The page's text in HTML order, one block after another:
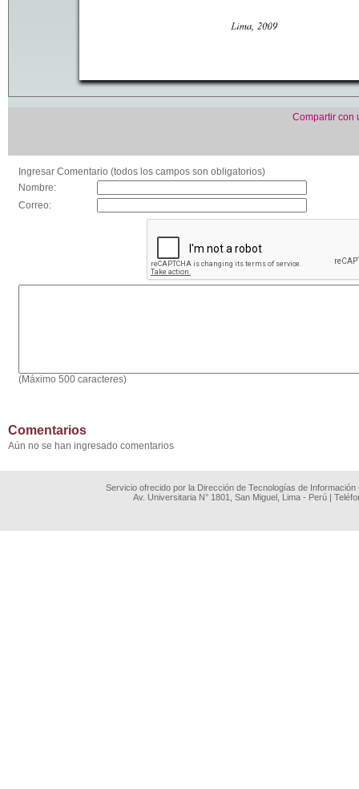
Compartir con
Ingresar Comentario (todos los campos son obligatorios)
Nombre:
Correo:
(Máximo 500 caracteres)
Comentarios
Aún no se han ingresado comentarios
Servicio ofrecido por la Dirección de Tecnologías de
Av. Universitaria N° 1801, San Miguel, Lima - Perú |